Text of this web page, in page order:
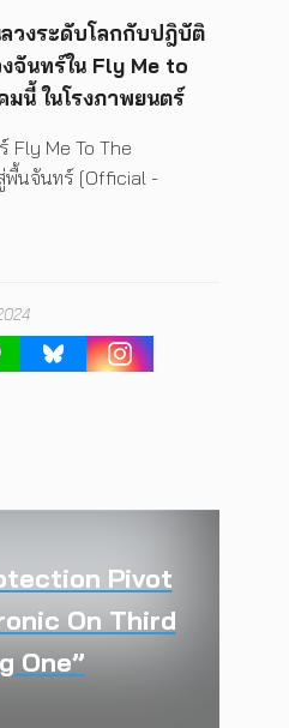
วงระดับโลกกับปฎิบัติ
จันทร์ใน Fly Me to
มนี้ ในโรงภาพยนตร์
Fly Me To The
พื้นจันทร์ [Official -
Pivot
On Third
One”